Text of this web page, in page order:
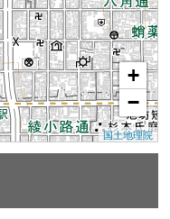
+
−
国土地理院